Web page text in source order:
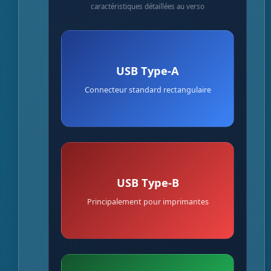
caractéristiques détaillées au verso
USB Type-A
Connecteur standard rectangulaire
Vitesse jusqu'à 10 Gbps
Non réversible
USB Type-B
Principalement pour imprimantes
Connecteur carré robuste
Vitesse jusqu'à 5 Gbps